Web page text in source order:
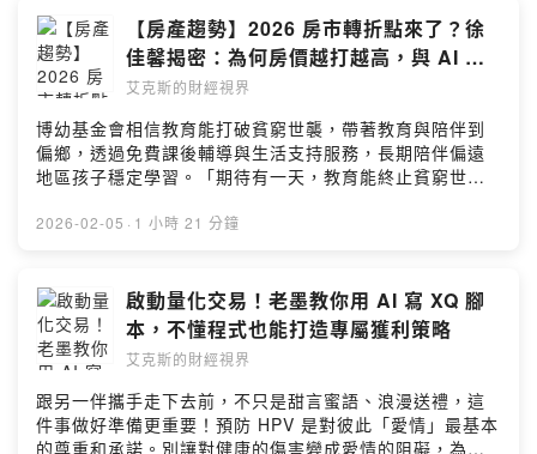
https://link.xmy.tw/i8pB【節目贊助商】 Add.one佳銥國
際 連結：https://www.add.one/【節目合作夥伴】 華碩AI
筆電×ALLinAI商學院新年專屬優惠【留言互動】 留言告訴
我你對這一集的想法：
https://open.firstory.me/user/xmy1983/commentsPow
ered by Firstory Hosting
https://www.facebook.com/unclesheepspeech/?
locale=zh_TW-----------------------------------------------
----------------🔗 連結與資訊【加入社群】 加入LINE社群
直播｜百工百業聊AI 連結：https://link.xmy.tw/i8pB【節
https://www.add.one/【節目合作夥伴】 華碩AI筆電
×ALLinAI商學院新年專屬優惠【留言互動】 留言告訴我你
對這一集的想法：
ered by Firstory Hosting
35:00 現場案例分析：從頭像看事業心與財運路徑46:00
為什麼老闆們喜歡用「看得到遠方」的照片？52:50 一個
來自郭董朋友的秘招：居家風水的「白石」佈局66:00 AI
生成頭像 vs. 真人照片：虛實之間的能量差異76:00 結
語：凡事發生皆有利於我，轉念即是轉運關於來賓天使老
師（趙立蘋）：
https://www.facebook.com/loveyogaangel131419曾任
瑜伽老師，現為身心靈療癒師與易經頭像風水專家。她擅
長結合傳統易經智慧與現代能量頻率學，透過解讀社群頭
聊 AI連結：https://link.xmy.tw/i8pB節目贊助商Add.one
佳銥國際連結：https://www.add.one/節目合作夥伴華碩
AI 筆電 × ALL in AI 商學院新年專屬優惠留言互動留言告
訴我你對這一集的想法：
ered by Firstory Hosting
賓】• 來賓： Max (Add.one 佳銥國際 創辦人)•
Facebook： https://www.facebook.com/dorallinio• 官
方網站： https://www.add.one/----------------------------
----------------------------------------------------【📌 節目
資訊 & 互動福利】1. 加入社群 加入 LINE 社群直播｜百
工百業聊AI 連結：https://link.xmy.tw/i8pB2. 節目贊助商
Add.one 佳銥國際 連結：https://www.add.one/3. 節目
4. 留言互動 留言告訴我你對這一集的想法：
的邀請。💡 關於 AI 時代的生存之道：在演算法的平均值
之外，唯有「真誠」無可取代當 AI 能寫出完美的文案、生
成精緻的簡報，我們還剩下什麼？答案是「真誠」與「瑕
疵」。正是那些微小的不完美、那些過往的挫折與故事，
仿經歷；它能提供資訊，但無法給予信任。妳的真實，就
是妳最強大的護城河。✨ 關於溝通的本質：先想好「為什
麼要說」，比「怎麼說得漂亮」更重要我們常陷入「話
真正的表達力底層邏輯是「以終為始」。試著在開口前問
人心。---------------------------------------------------------
------[關於來賓]小竺（竺宥璋 ）｜商業表達力教練曾任職
於廣告業與金融業，擁有豐富的跨領域溝通經驗。擅長將
複雜的商業邏輯轉化為清晰、有溫度的表達框架。現致力
於協助專業工作者與創業者，透過精準的「角色定位」與
「邏輯敘事」，在 AI 時代建立不可取代的個人品牌與信任
感。著有暢銷書《說到賣得動》。-小竺教練的
時間一樣會過去。」與其在焦慮中空轉，不如讓時間成為
盟友。如今，這份計畫走到了第 10 年，他不僅提前達標，
更在房地產與股市之間，找到了一種讓身心安頓的「收息
哲學」。這不是一個關於如何一夜致富的故事，而是一個
關於「耐心」與「長情」的旅程。在人生中場的我們，或
許都該聽聽他是如何把焦慮轉化為日常的篤定，讓每一天
的積累，都成為給未來自己最好的禮物。🌿 關於「收息」
的生活哲學：不再為市場波動焦慮來賓 C 大分享了從「存
個股」轉向「存 ETF」的心路歷程。對於忙碌的我們來
（收息），投資就不再是壓力的來源，而是支撐生活的底
氣。💡 給「三明治世代」的溫柔提醒：先照顧好自己身處
30-50 歲的我們，上有老、下有小，常覺得自己像根蠟燭
兩頭燒。C 大在節目中提到一個很棒的觀點：「你是家庭
是自私，而是為了走更長遠的路。不需要為了讓孩子念私
校而犧牲全家的生活品質，量力而為的愛，才最長久。✨
【房產趨勢】2026 房市轉折點來了？徐
佳馨揭密：為何房價越打越高，與 AI 時
代下的買房新邏輯
艾克斯的財經視界
博幼基金會相信教育能打破貧窮世襲，帶著教育與陪伴到
偏鄉，透過免費課後輔導與生活支持服務，長期陪伴偏遠
地區孩子穩定學習。「期待有一天，教育能終止貧窮世
力。」捐款連結▶️ https://fstry.pse.is/9f67pu—— 以上
後的逃命波？本集重磅邀請到房地產界的權威——徐佳馨
老師，以及跨界命理與貸款的知識長，與主持人明元展開
一場橫跨「房市預測」、「世代居住正義」與「AI 實戰應
用」的深度對談。從 2026 年的市場轉折預言，到年輕世
代不想被房貸綁架的真心話，再到徐佳馨老師如何利用 AI
讓文案「去雞湯化」？這是一集含金量極高，既有宏觀經
濟視野，又有落地實戰乾貨的精彩內容！🎧 為什麼你一定
2026-02-05 · 1 小時 21 分鐘
啟動量化交易！老墨教你用 AI 寫 XQ 腳
本，不懂程式也能打造專屬獲利策略
艾克斯的財經視界
跟另一伴攜手走下去前，不只是甜言蜜語、浪漫送禮，這
件事做好準備更重要！預防 HPV 是對彼此「愛情」最基本
的尊重和承諾。別讓對健康的傷害變成愛情的阻礙，為彼